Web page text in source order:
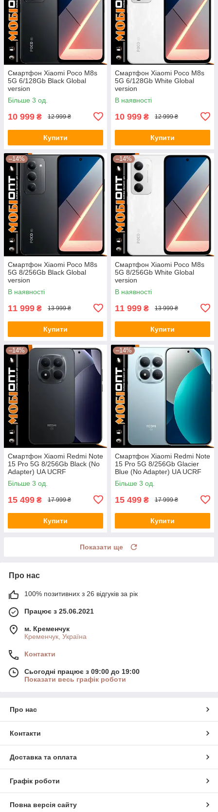
Смартфон Xiaomi Poco M8s
5G 6/128Gb Black Global
version
Більше 3 од.
10 999 ₴ 12 999 ₴
Купити
Смартфон Xiaomi Poco M8s
5G 6/128Gb White Global
version
В наявності
10 999 ₴ 12 999 ₴
Купити
–14%
Смартфон Xiaomi Poco M8s
5G 8/256Gb Black Global
version
В наявності
11 999 ₴ 13 999 ₴
Купити
–14%
Смартфон Xiaomi Poco M8s
5G 8/256Gb White Global
version
В наявності
11 999 ₴ 13 999 ₴
Купити
–14%
Смартфон Xiaomi Redmi Note
15 Pro 5G 8/256Gb Black (No
Adapter) UA UCRF
Більше 3 од.
15 499 ₴ 17 999 ₴
Купити
–14%
Смартфон Xiaomi Redmi Note
15 Pro 5G 8/256Gb Glacier
Blue (No Adapter) UA UCRF
Більше 3 од.
15 499 ₴ 17 999 ₴
Купити
Показати ще
Про нас
100% позитивних з 26 відгуків за рік
Працює з 25.06.2021
м. Кременчук
Кременчук, Україна
Контакти
Сьогодні працює з 09:00 до 19:00
Показати весь графік роботи
Про нас
Контакти
Доставка та оплата
Графік роботи
Повна версія сайту